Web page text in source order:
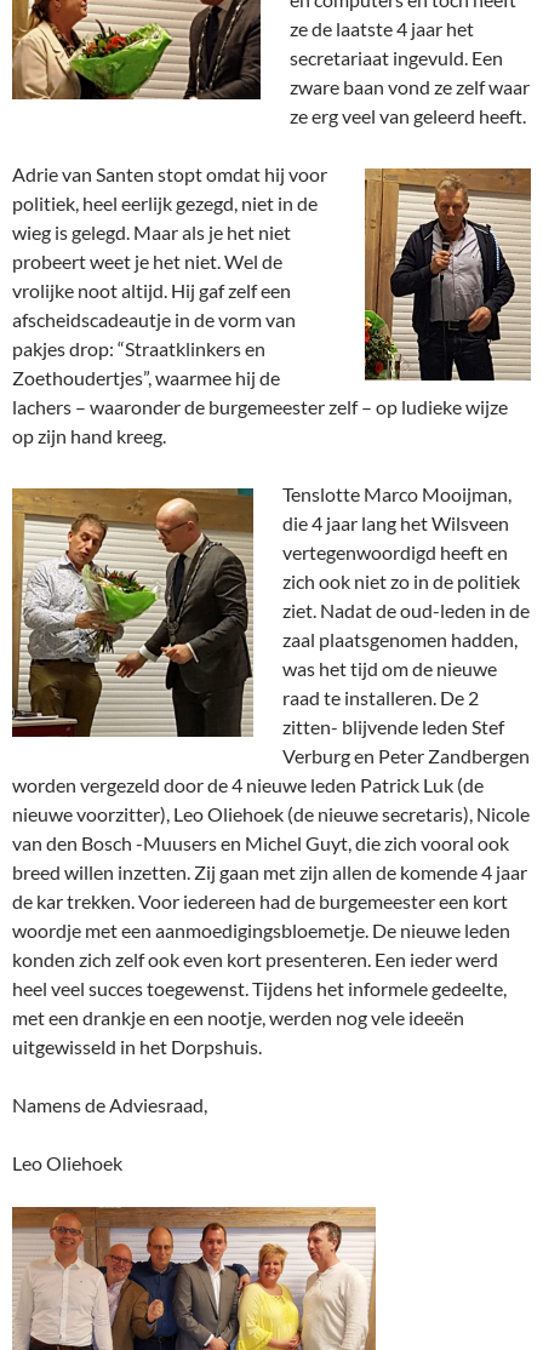
ze de laatste 4 jaar het
secretariaat ingevuld. Een
zware baan vond ze zelf waar
ze erg veel van geleerd heeft.
Adrie van Santen stopt omdat hij voor
politiek, heel eerlijk gezegd, niet in de
wieg is gelegd. Maar als je het niet
probeert weet je het niet. Wel de
vrolijke noot altijd. Hij gaf zelf een
afscheidscadeautje in de vorm van
pakjes drop: “Straatklinkers en
Zoethoudertjes”, waarmee hij de
lachers – waaronder de burgemeester zelf – op ludieke wijze
op zijn hand kreeg.
Tenslotte Marco Mooijman,
die 4 jaar lang het Wilsveen
vertegenwoordigd heeft en
zich ook niet zo in de politiek
ziet. Nadat de oud-leden in de
zaal plaatsgenomen hadden,
was het tijd om de nieuwe
raad te installeren. De 2
zitten- blijvende leden Stef
Verburg en Peter Zandbergen
worden vergezeld door de 4 nieuwe leden Patrick Luk (de
nieuwe voorzitter), Leo Oliehoek (de nieuwe secretaris), Nicole
van den Bosch -Muusers en Michel Guyt, die zich vooral ook
breed willen inzetten. Zij gaan met zijn allen de komende 4 jaar
de kar trekken. Voor iedereen had de burgemeester een kort
woordje met een aanmoedigingsbloemetje. De nieuwe leden
konden zich zelf ook even kort presenteren. Een ieder werd
heel veel succes toegewenst. Tijdens het informele gedeelte,
met een drankje en een nootje, werden nog vele ideeën
uitgewisseld in het Dorpshuis.
Namens de Adviesraad,
Leo Oliehoek